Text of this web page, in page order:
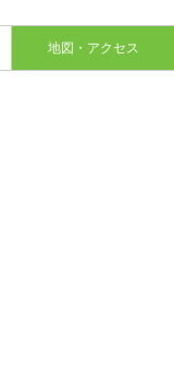
地図・アクセス